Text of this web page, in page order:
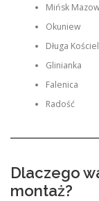
Mińsk
Okuniew
Długa
Glinianka
Falenica
Radość
Dlaczego
montaż?